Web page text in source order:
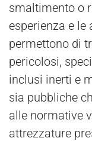
smaltimento o
esperienza e
permettono di
pericolosi,
inclusi inerti e
sia pubbliche
alle normative
attrezzature